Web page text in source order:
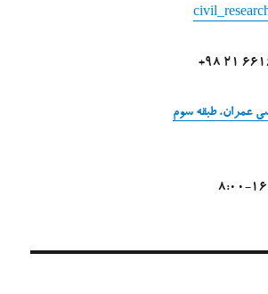
عمران، طبقه سوم